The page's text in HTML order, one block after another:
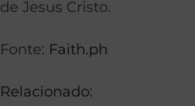
de Jesus Cristo.
Fonte: Faith.ph
Relacionado: